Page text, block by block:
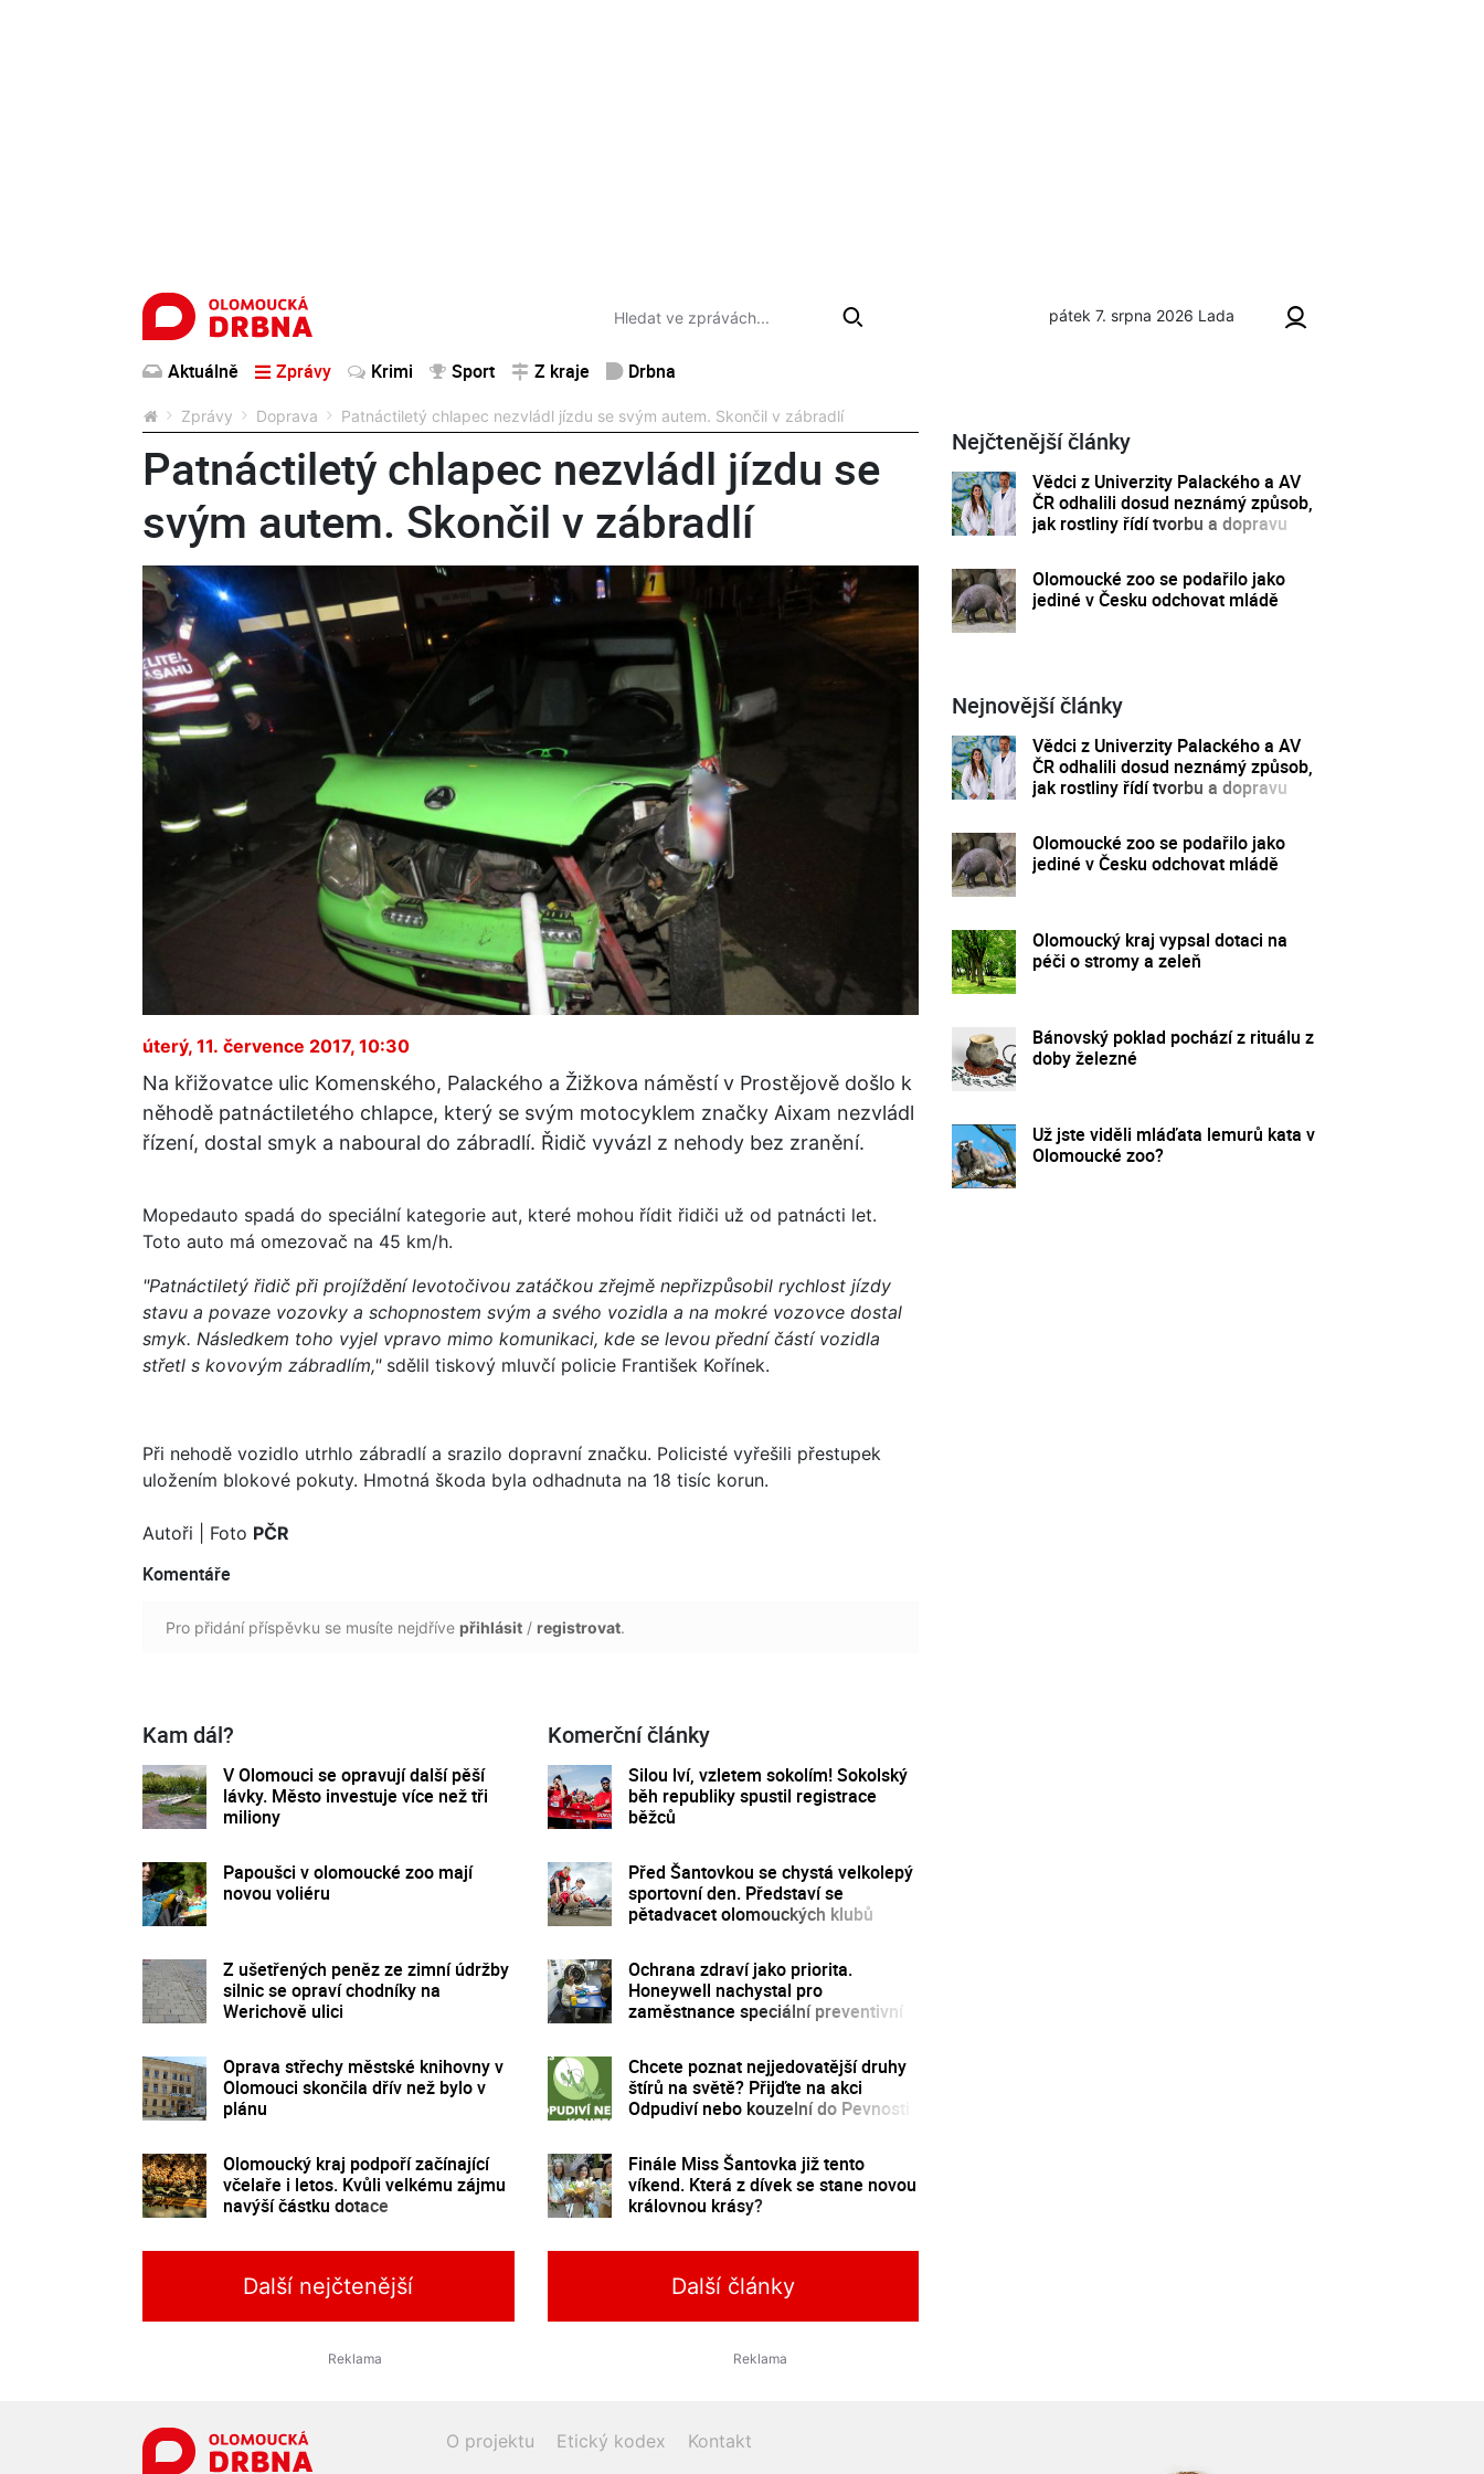
pátek 7. srpna 2026 Lada
Aktuálně Zprávy Krimi Sport Z kraje Drbna
Zprávy Doprava Patnáctiletý chlapec nezvládl jízdu se svým autem. Skončil v zábradlí
Patnáctiletý chlapec nezvládl jízdu se
svým autem. Skončil v zábradlí
úterý, 11. července 2017, 10:30
Na křižovatce ulic Komenského, Palackého a Žižkova náměstí v Prostějově došlo k
něhodě patnáctiletého chlapce, který se svým motocyklem značky Aixam nezvládl
řízení, dostal smyk a naboural do zábradlí. Řidič vyvázl z nehody bez zranění.
Mopedauto spadá do speciální kategorie aut, které mohou řídit řidiči už od patnácti let.
Toto auto má omezovač na 45 km/h.
"Patnáctiletý řidič při projíždění levotočivou zatáčkou zřejmě nepřizpůsobil rychlost jízdy
stavu a povaze vozovky a schopnostem svým a svého vozidla a na mokré vozovce dostal
smyk. Následkem toho vyjel vpravo mimo komunikaci, kde se levou přední částí vozidla
střetl s kovovým zábradlím,"sdělil tiskový mluvčí policie František Kořínek.
Při nehodě vozidlo utrhlo zábradlí a srazilo dopravní značku. Policisté vyřešili přestupek
uložením blokové pokuty. Hmotná škoda byla odhadnuta na 18 tisíc korun.
Autoři | Foto PČR
Komentáře
Pro přidání příspěvku se musíte nejdříve přihlásit / registrovat.
Kam dál?
V Olomouci se opravují další pěší
lávky. Město investuje více než tři
miliony
Papoušci v olomoucké zoo mají
novou voliéru
Z ušetřených peněz ze zimní údržby
silnic se opraví chodníky na
Werichově ulici
Oprava střechy městské knihovny v
Olomouci skončila dřív než bylo v
plánu
Olomoucký kraj podpoří začínající
včelaře i letos. Kvůli velkému zájmu
navýší částku dotace
Komerční články
Silou lví, vzletem sokolím! Sokolský
běh republiky spustil registrace
běžců
Před Šantovkou se chystá velkolepý
sportovní den. Představí se
pětadvacet olomouckých klubů
Ochrana zdraví jako priorita.
Honeywell nachystal pro
zaměstnance speciální preventivní
Chcete poznat nejjedovatější druhy
štírů na světě? Přijďte na akci
Odpudiví nebo kouzelní do Pevnosti
Finále Miss Šantovka již tento
víkend. Která z dívek se stane novou
královnou krásy?
Další nejčtenější Další články
Nejčtenější články
Vědci z Univerzity Palackého a AV
ČR odhalili dosud neznámý způsob,
jak rostliny řídí tvorbu a dopravu
Olomoucké zoo se podařilo jako
jediné v Česku odchovat mládě
Nejnovější články
Vědci z Univerzity Palackého a AV
ČR odhalili dosud neznámý způsob,
jak rostliny řídí tvorbu a dopravu
Olomoucké zoo se podařilo jako
jediné v Česku odchovat mládě
Olomoucký kraj vypsal dotaci na
péči o stromy a zeleň
Bánovský poklad pochází z rituálu z
doby železné
Už jste viděli mláďata lemurů kata v
Olomoucké zoo?
O projektu Etický kodex Kontakt